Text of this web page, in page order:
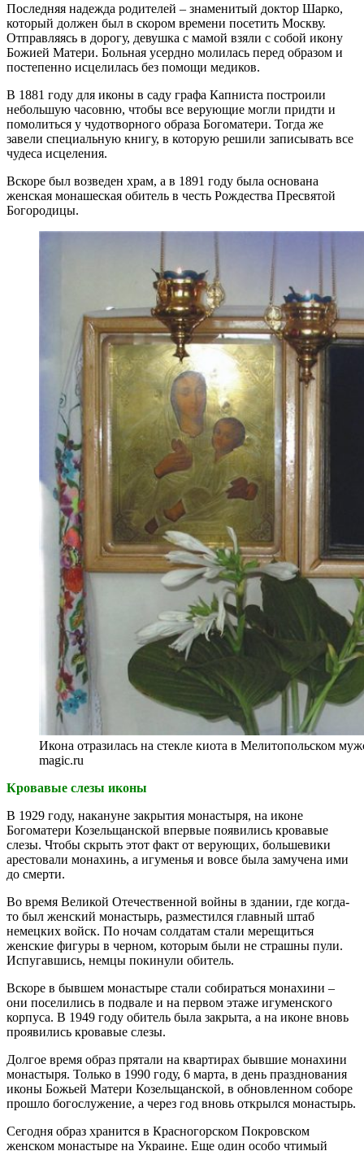
Последняя надежда родителей – знаменитый доктор Шарко,
который должен был в скором времени посетить Москву.
Отправляясь в дорогу, девушка с мамой взяли с собой икону
Божией Матери. Больная усердно молилась перед образом и
постепенно исцелилась без помощи медиков.
В 1881 году для иконы в саду графа Капниста построили
небольшую часовню, чтобы все верующие могли придти и
помолиться у чудотворного образа Богоматери. Тогда же
завели специальную книгу, в которую решили записывать все
чудеса исцеления.
Вскоре был возведен храм, а в 1891 году была основана
женская монашеская обитель в честь Рождества Пресвятой
Богородицы.
Икона отразилась на стекле киота в Мелитопольском
magic.ru
Кровавые слезы иконы
В 1929 году, накануне закрытия монастыря, на иконе
Богоматери Козельщанской впервые появились кровавые
слезы. Чтобы скрыть этот факт от верующих, большевики
арестовали монахинь, а игуменья и вовсе была замучена ими
до смерти.
Во время Великой Отечественной войны в здании, где когда-
то был женский монастырь, разместился главный штаб
немецких войск. По ночам солдатам стали мерещиться
женские фигуры в черном, которым были не страшны пули.
Испугавшись, немцы покинули обитель.
Вскоре в бывшем монастыре стали собираться монахини –
они поселились в подвале и на первом этаже игуменского
корпуса. В 1949 году обитель была закрыта, а на иконе вновь
проявились кровавые слезы.
Долгое время образ прятали на квартирах бывшие монахини
монастыря. Только в 1990 году, 6 марта, в день празднования
иконы Божьей Матери Козельщанской, в обновленном соборе
прошло богослужение, а через год вновь открылся монастырь.
Сегодня образ хранится в Красногорском Покровском
женском монастыре на Украине. Еще один особо чтимый